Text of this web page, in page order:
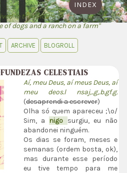
INDEX
in the middle of
of dogs and a ranch on a farm"
ARCHIVE BLOGROLL
CELESTIAIS
Aí, meu Deus, aí meus Deus, aí
meu deos.l nsaj,..g,.b.gf.g.
(desaprendi a escrever)
Olha só quem apareceu ;\o/
Sim, a nigo surgiu, eu não
abandonei ninguém.
Os dias se foram, meses e
semanas (ordem bosta, ok),
mas durante esse período
eu tive tempo para me